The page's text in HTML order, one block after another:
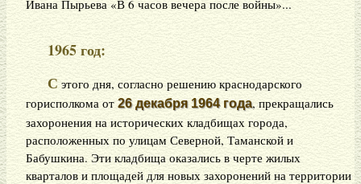
Ивана Пырьева «В 6 часов вечера после войны»...
1965 год:
С этого дня, согласно решению краснодарского
горисполкома от 26 декабря 1964 года, прекращались
захоронения на исторических кладбищах города,
расположенных по улицам Северной, Таманской и
Бабушкина. Эти кладбища оказались в черте жилых
кварталов и площадей для новых захоронений на территории